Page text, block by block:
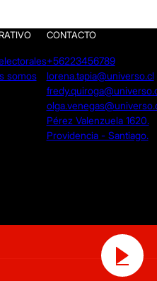
somos
CONTACTO
+56223456789
lorena.tapia@universo.cl
Pérez Valenzuela 1620.
Providencia - Santiago.